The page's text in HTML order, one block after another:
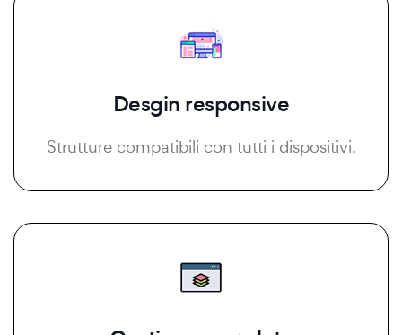
Desgin responsive
Strutture compatibili con tutti i dispositivi.